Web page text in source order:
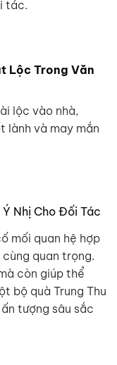
tác.
Lộc Trong Văn
lộc vào nhà,
lành và may mắn
Nhị Cho Đối Tác
mối quan hệ hợp
quan trọng.
còn giúp thể
bộ quà Trung Thu
tượng sâu sắc